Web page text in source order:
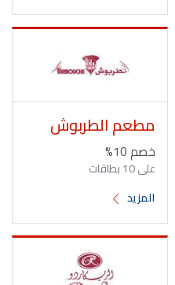
مطعم الطربوش
خصم 10%
على 10 بطاقات
المزيد